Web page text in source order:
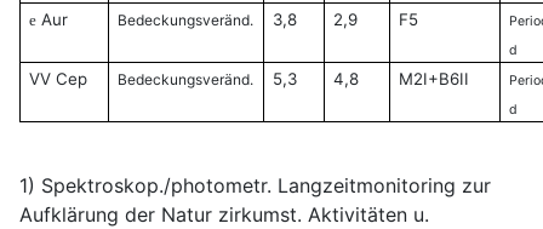
e Aur Bedeckungsveränd. 3,8 2,9 F5
d
VV Cep Bedeckungsveränd. 5,3 4,8 M2I+B6II
d
1) Spektroskop./photometr. Langzeitmonitoring zur
Aufklärung der Natur zirkumst. Aktivitäten u.